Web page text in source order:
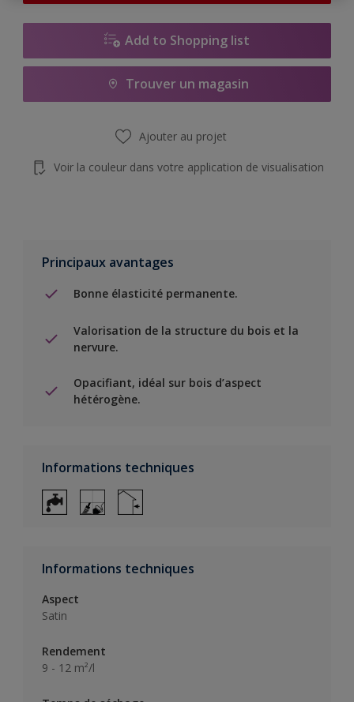
Add to Shopping list
Trouver un magasin
Ajouter au projet
Voir la couleur dans votre application de visualisation
Principaux avantages
Bonne élasticité permanente.
Valorisation de la structure du bois et la
nervure.
Opacifiant, idéal sur bois d’aspect
hétérogène.
Informations techniques
Informations techniques
Aspect
Satin
Rendement
9 - 12 m²/l